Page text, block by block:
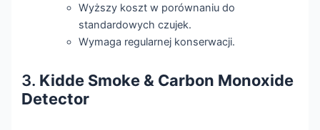
Wyższy koszt w porównaniu do
standardowych czujek.
Wymaga regularnej konserwacji.
3. Kidde Smoke & Carbon Monoxide
Detector